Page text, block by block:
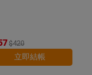
$420
立即結帳